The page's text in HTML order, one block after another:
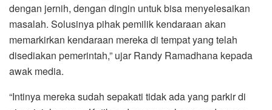
dengan jernih, dengan dingin untuk bisa menyelesaikan
masalah. Solusinya pihak pemilik kendaraan akan
memarkirkan kendaraan mereka di tempat yang telah
disediakan pemerintah,” ujar Randy Ramadhana kepada
awak media.
“Intinya mereka sudah sepakati tidak ada yang parkir di